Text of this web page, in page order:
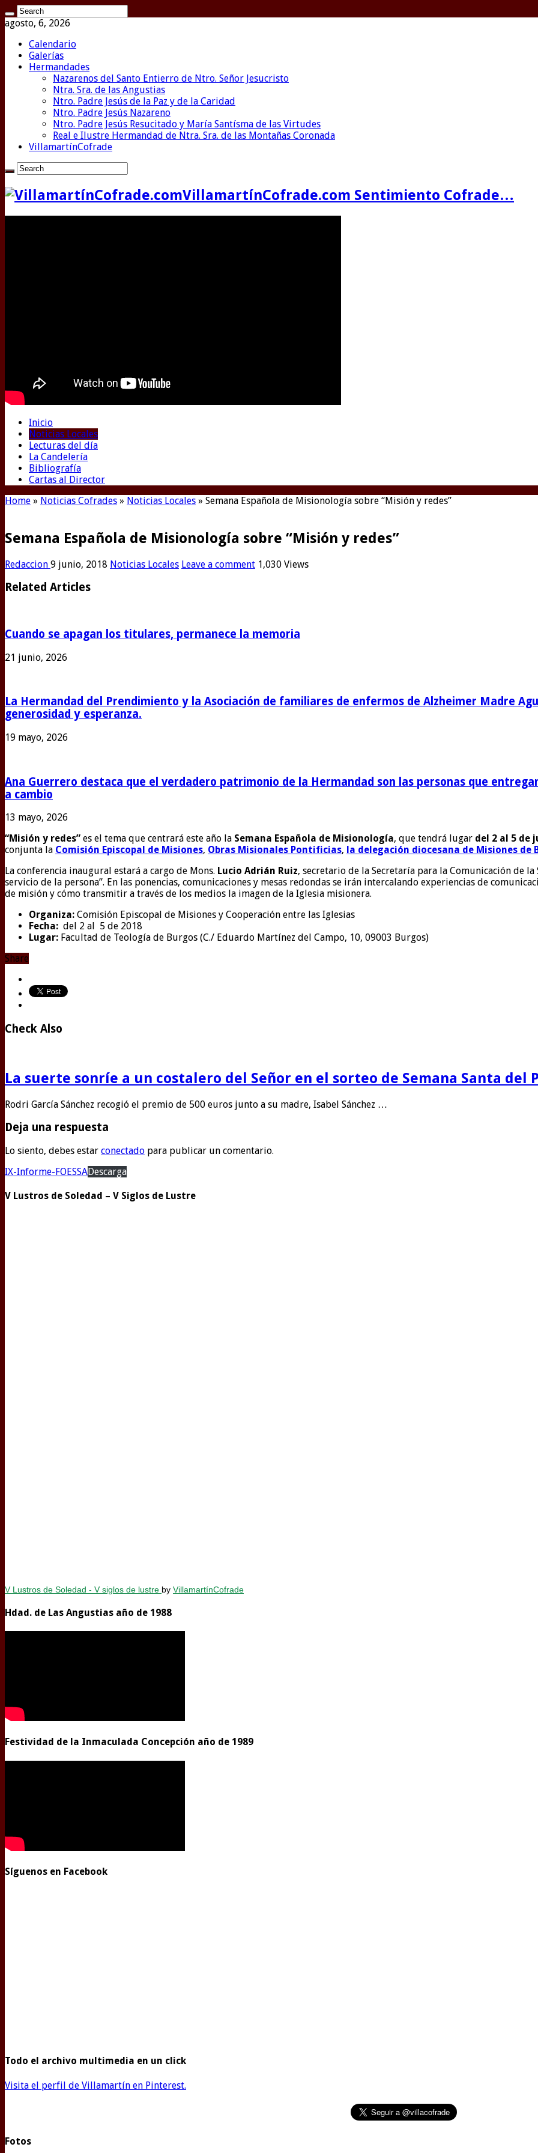
agosto, 6, 2026
Calendario
Galerías
Hermandades
Nazarenos del Santo Entierro de Ntro. Señor Jesucristo
Ntra. Sra. de las Angustias
Ntro. Padre Jesús de la Paz y de la Caridad
Ntro. Padre Jesús Nazareno
Ntro. Padre Jesús Resucitado y María Santísma de las Virtudes
Real e Ilustre Hermandad de Ntra. Sra. de las Montañas Coronada
VillamartínCofrade
VillamartínCofrade.com Sentimiento Cofrade…
Inicio
Noticias Locales
Lecturas del día
La Candelería
Bibliografía
Cartas al Director
Home » Noticias Cofrades » Noticias Locales » Semana Española de Misionología sobre “Misión y redes”
Semana Española de Misionología sobre “Misión y redes”
Redaccion 9 junio, 2018 Noticias Locales Leave a comment 1,030 Views
Related Articles
Cuando se apagan los titulares, permanece la memoria
21 junio, 2026
La Hermandad del Prendimiento y la Asociación de familiares de enfermos de Alzheimer Madre
generosidad y esperanza.
19 mayo, 2026
Ana Guerrero destaca que el verdadero patrimonio de la Hermandad son las personas que
a cambio
13 mayo, 2026
“Misión y redes” es el tema que centrará este año la Semana Española de Misionología, que tendrá lugar del 2 al 5 de
conjunta la Comisión Episcopal de Misiones, Obras Misionales Pontificias, la delegación diocesana de Misiones de
La conferencia inaugural estará a cargo de Mons. Lucio Adrián Ruiz, secretario de la Secretaría para la Comunicación de
servicio de la persona”. En las ponencias, comunicaciones y mesas redondas se irán intercalando experiencias de
de misión y cómo transmitir a través de los medios la imagen de la Iglesia misionera.
Organiza: Comisión Episcopal de Misiones y Cooperación entre las Iglesias
Fecha: del 2 al 5 de 2018
Lugar: Facultad de Teología de Burgos (C./ Eduardo Martínez del Campo, 10, 09003 Burgos)
Share
Check Also
La suerte sonríe a un costalero del Señor en el sorteo de Semana Santa
Rodri García Sánchez recogió el premio de 500 euros junto a su madre, Isabel Sánchez …
Deja una respuesta
Lo siento, debes estar conectado para publicar un comentario.
IX-Informe-FOESSADescarga
V Lustros de Soledad – V Siglos de Lustre
V Lustros de Soledad - V siglos de lustre by VillamartínCofrade
Hdad. de Las Angustias año de 1988
Festividad de la Inmaculada Concepción año de 1989
Síguenos en Facebook
Todo el archivo multimedia en un click
Visita el perfil de Villamartín en Pinterest.
Fotos